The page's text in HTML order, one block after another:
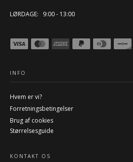
LØRDAGE: 9:00 - 13:00
INFO
Hvem er vi?
Forretningsbetingelser
Brug af cookies
Størrelsesguide
KONTAKT OS